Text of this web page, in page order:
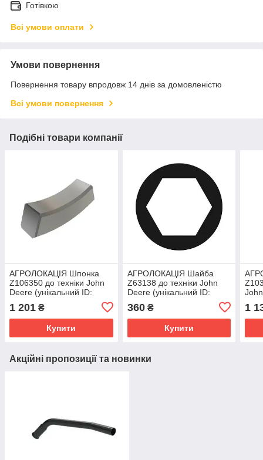
Готівкою
Всі умови оплати
Умови повернення
Повернення товару впродовж 14 днів за домовленістю
Всі умови повернення
Подібні товари компанії
АГРОЛОКАЦІЯ Шпонка
Z106350 до техніки John
Deere (унікальний ID:
1 201 ₴
Купити
АГРОЛОКАЦІЯ Шайба
Z63138 до техніки John
Deere (унікальний ID:
360₴
Купити
1
Акційні пропозиції та новинки